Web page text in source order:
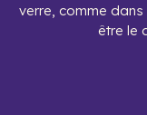
verre, comme
être le